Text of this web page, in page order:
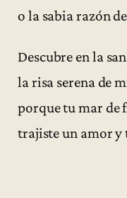
o la sabia razón
Descubre en la
la risa serena de
porque tu mar de
trajiste un amor y